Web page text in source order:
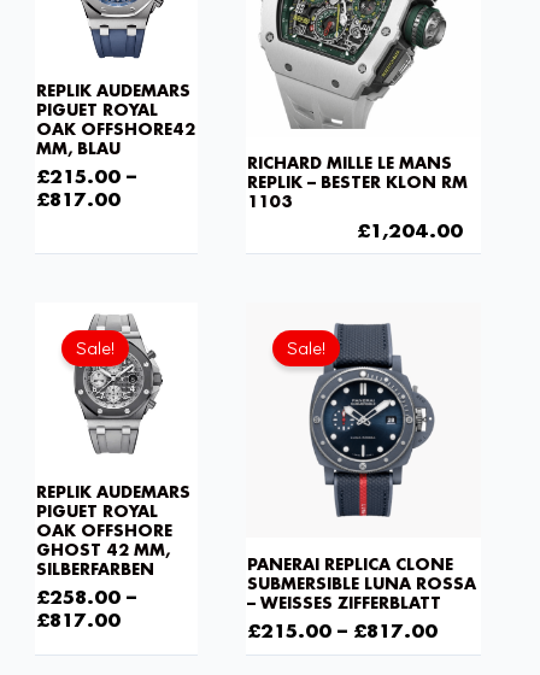
REPLIK AUDEMARS
PIGUET ROYAL
OAK OFFSHORE42
MM, BLAU
£215.00 –
£817.00
RICHARD MILLE LE MANS
REPLIK – BESTER KLON RM
1103
£1,204.00
Sale!
REPLIK AUDEMARS
PIGUET ROYAL
OAK OFFSHORE
GHOST 42 MM,
SILBERFARBEN
£258.00 –
£817.00
Sale!
PANERAI REPLICA CLONE
SUBMERSIBLE LUNA ROSSA
– WEISSES ZIFFERBLATT
£215.00– £817.00